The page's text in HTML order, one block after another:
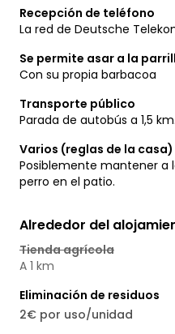
Recepción de teléfono
La red de Deutsche
Se permite asar a la
Con su propia barbacoa
Transporte público
Parada de autobús a 1,5 km.
Varios (reglas de la casa)
Posiblemente mantener a
perro en el patio.
Alrededor del
Tienda agrícola
A 1 km
Eliminación de residuos
2€ por uso/unidad